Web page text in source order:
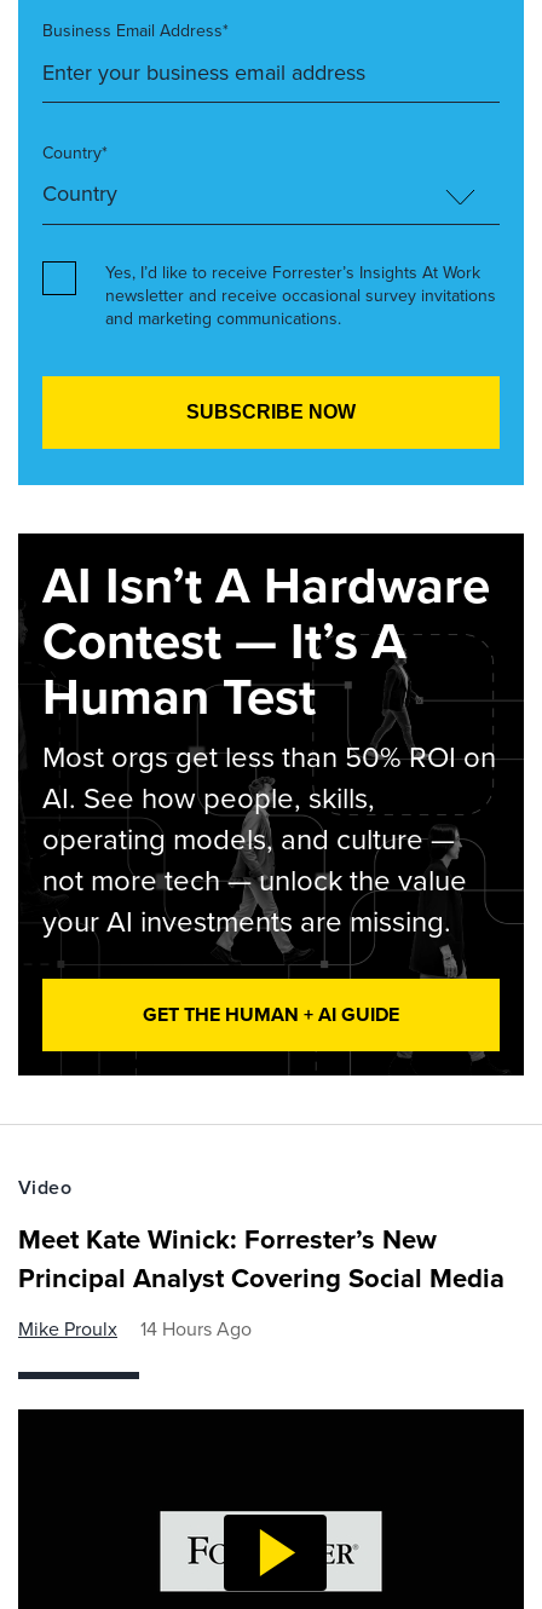
Business Email Address*
Country*
Yes, I’d like to receive Forrester’s Insights At Work
newsletter and receive occasional survey invitations
and marketing communications.
AI Isn’t A Hardware
Contest — It’s A
Human Test
Most orgs get less than 50% ROI on
AI. See how people, skills,
operating models, and culture —
not more tech — unlock the value
your AI investments are missing.
GET THE HUMAN + AI GUIDE
Video
Meet Kate Winick: Forrester’s New
Principal Analyst Covering Social Media
Mike Proulx 14 Hours Ago